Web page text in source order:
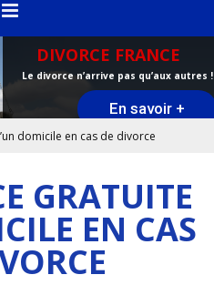
DIVORCE FRANCE
Le divorce n’arrive pas qu’aux autres !
En savoir +
domicile en cas de divorce
GRATUITE
EN CAS